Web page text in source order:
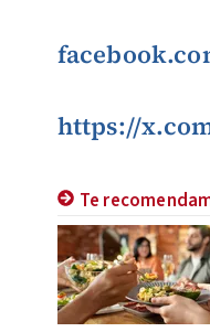
https://
Te